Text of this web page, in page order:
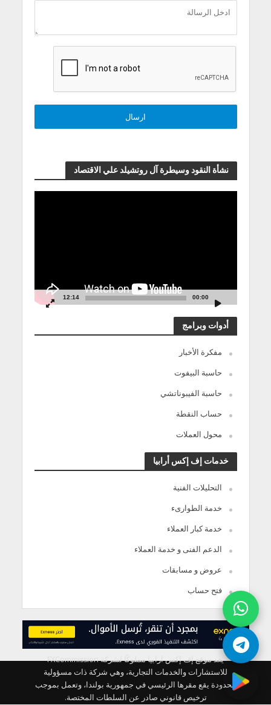
نشأة النقود وسيطرة آل روتشيلد علي الاقتصاد
00:00
12:14
أدوات وبرامج
مفكرة الأخبار
حاسبة البيفوت
حاسبة الفيبوناتشي
حساب النقطة
محول العملات
خدمات إف إكس أرابيا
التحليلات الفنية
خدمة الطوارىء
خدمة كبار العملاء
الدعم الفنى و خدمة العملاء
عروض و مسابقات
فتح حساب
يعد موقع إف إكس ارابيا مملوكًا لشركة FXCommission
للاستشارات والخدمات التجارية، وهي شركة ذات مسؤولية
محدودة يقع مقرها الرئيسي في جمهورية بولندا، وتعمل بموجب
ترخيص قانوني صادر عن السلطات المختصة.